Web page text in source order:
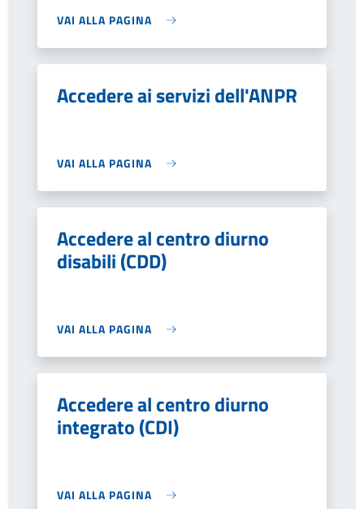
VAI ALLA PAGINA
Accedere ai servizi dell'ANPR
VAI ALLA PAGINA
Accedere al centro diurno
disabili (CDD)
VAI ALLA PAGINA
Accedere al centro diurno
integrato (CDI)
VAI ALLA PAGINA